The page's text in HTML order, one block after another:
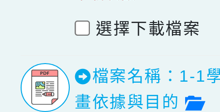
選擇下載檔案
檔案名稱：1-1
畫依據與目的